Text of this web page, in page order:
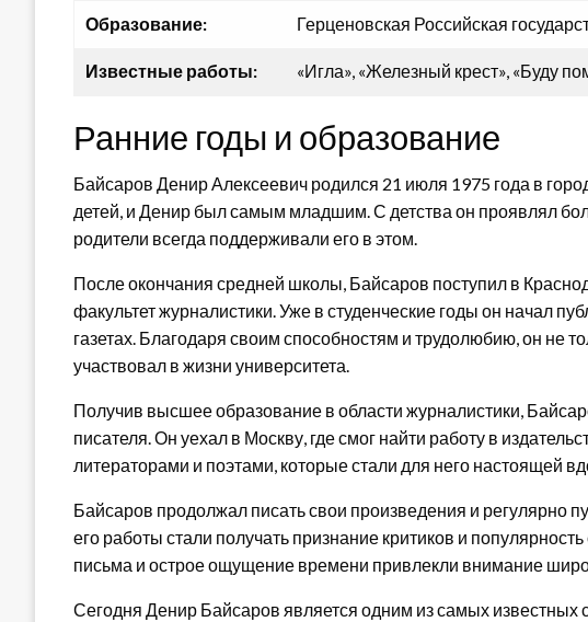
Образование: Герценовская Российская
Известные работы: «Игла», «Железный крест», «Буду
Ранние годы и образование
Байсаров Денир Алексеевич родился 21 июля 1975 года в
детей, и Денир был самым младшим. С детства он проявлял
родители всегда поддерживали его в этом.
После окончания средней школы, Байсаров поступил в
факультет журналистики. Уже в студенческие годы он начал
газетах. Благодаря своим способностям и трудолюбию, он не
участвовал в жизни университета.
Получив высшее образование в области журналистики,
писателя. Он уехал в Москву, где смог найти работу в
литераторами и поэтами, которые стали для него настоящей
Байсаров продолжал писать свои произведения и регулярно
его работы стали получать признание критиков и
письма и острое ощущение времени привлекли внимание
Сегодня Денир Байсаров является одним из самых известных